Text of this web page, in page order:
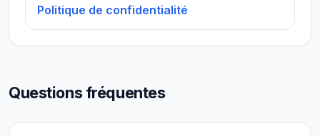
Politique de confidentialité
Questions fréquentes